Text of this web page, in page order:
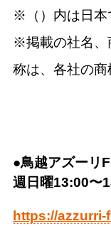
※（）内は日本
※掲載の社名、
称は、各社の商
●鳥越アズーリ
週日曜13:00〜
https://